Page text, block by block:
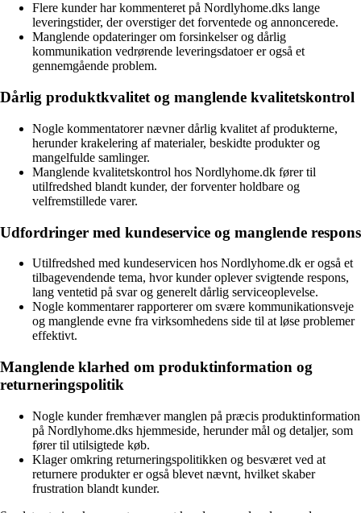
Flere kunder har kommenteret på Nordlyhome.dks lange
leveringstider, der overstiger det forventede og annoncerede.
Manglende opdateringer om forsinkelser og dårlig
kommunikation vedrørende leveringsdatoer er også et
gennemgående problem.
Dårlig produktkvalitet og manglende kvalitetskontrol
Nogle kommentatorer nævner dårlig kvalitet af produkterne,
herunder krakelering af materialer, beskidte produkter og
mangelfulde samlinger.
Manglende kvalitetskontrol hos Nordlyhome.dk fører til
utilfredshed blandt kunder, der forventer holdbare og
velfremstillede varer.
Udfordringer med kundeservice og manglende respons
Utilfredshed med kundeservicen hos Nordlyhome.dk er også et
tilbagevendende tema, hvor kunder oplever svigtende respons,
lang ventetid på svar og generelt dårlig serviceoplevelse.
Nogle kommentarer rapporterer om svære kommunikationsveje
og manglende evne fra virksomhedens side til at løse problemer
effektivt.
Manglende klarhed om produktinformation og
returneringspolitik
Nogle kunder fremhæver manglen på præcis produktinformation
på Nordlyhome.dks hjemmeside, herunder mål og detaljer, som
fører til utilsigtede køb.
Klager omkring returneringspolitikken og besværet ved at
returnere produkter er også blevet nævnt, hvilket skaber
frustration blandt kunder.